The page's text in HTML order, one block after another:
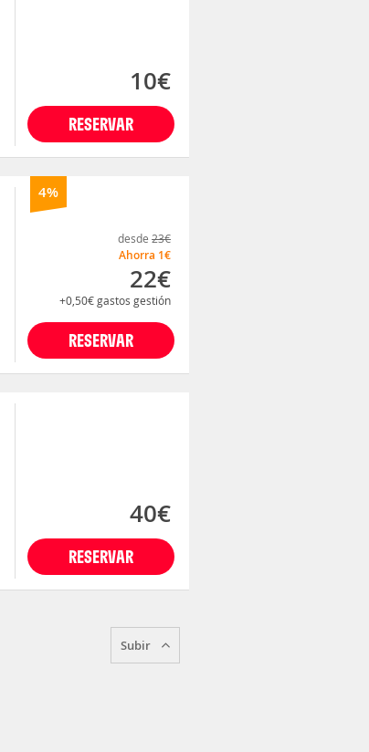
RESERVAR
10€
4%
RESERVAR
desde 23€
Ahorra 1€
22€
+0,50€gastos gestión
RESERVAR
40€
Subir